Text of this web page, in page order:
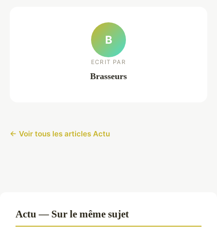
B
ECRIT PAR
Brasseurs
← Voir tous les articles Actu
Actu — Sur le même sujet